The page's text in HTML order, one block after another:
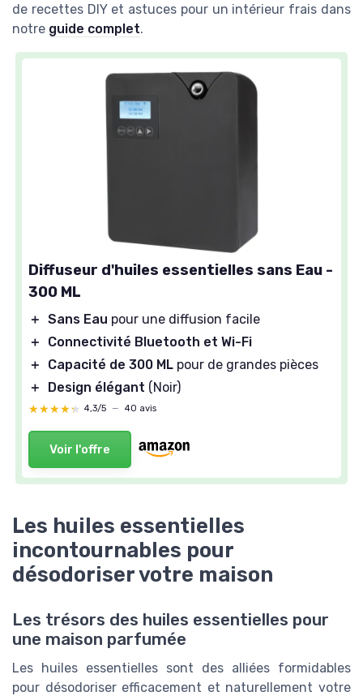
de recettes DIY et astuces pour un intérieur frais dans
notre guide complet.
Diffuseur d'huiles essentielles sans Eau -
300 ML
＋ Sans Eau pour une diffusion facile
＋
Connectivité Bluetooth et Wi-Fi
＋
Capacité de 300 ML pour de grandes pièces
＋
Design élégant (Noir)
★★★★★
★★★★★ 4,3/5 — 40 avis
Voir l'offre
Les huiles essentielles
incontournables pour
désodoriser votre maison
Les trésors des huiles essentielles pour
une maison parfumée
Les huiles essentielles sont des alliées formidables
pour désodoriser efficacement et naturellement votre